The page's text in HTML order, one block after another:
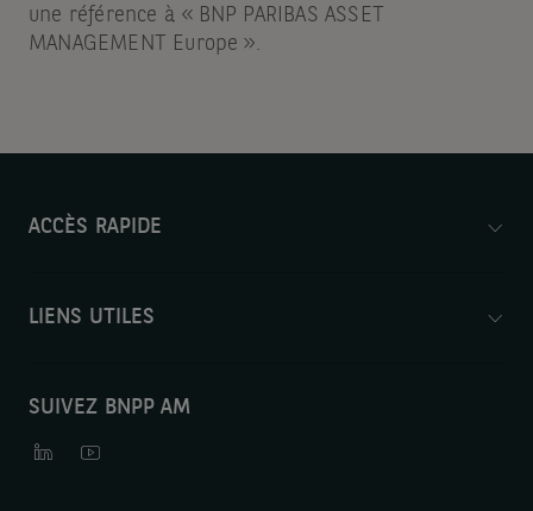
une référence à « BNP PARIBAS ASSET
MANAGEMENT Europe ».
ACCÈS RAPIDE
LIENS UTILES
SUIVEZ BNPP AM